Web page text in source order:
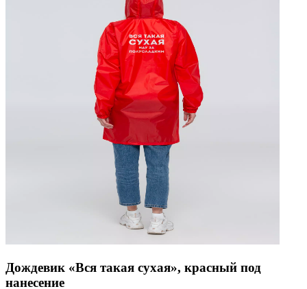
Дождевик «Вся такая сухая», красный под
нанесение